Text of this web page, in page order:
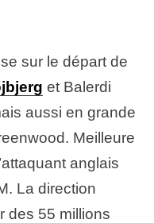
sur le départ de
et Balerdi
aussi en grande
Meilleure
anglais
La direction
des 55 millions